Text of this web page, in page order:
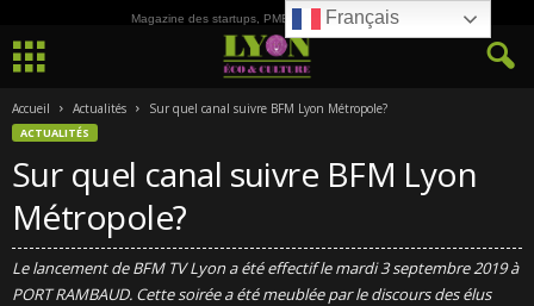
Magazine des startups, PME, ETI et de la Culture
Accueil Actualités Sur quel canal suivre BFM Lyon Métropole?
ACTUALITÉS
Sur quel canal suivre BFM Lyon
Métropole?
Le lancement de BFM TV Lyon a été effectif le mardi 3 septembre 2019 à
PORT RAMBAUD. Cette soirée a été meublée par le discours des élus
Français